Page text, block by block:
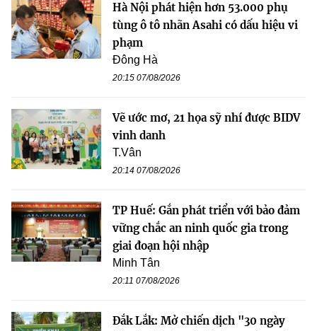
Hà Nội phát hiện hơn 53.000 phụ
tùng ô tô nhãn Asahi có dấu hiệu vi
phạm
Đông Hà
20:15 07/08/2026
Vẽ ước mơ, 21 họa sỹ nhí được BIDV
vinh danh
T.Vân
20:14 07/08/2026
TP Huế: Gắn phát triển với bảo đảm
vững chắc an ninh quốc gia trong
giai đoạn hội nhập
Minh Tân
20:11 07/08/2026
Đắk Lắk: Mở chiến dịch "30 ngày